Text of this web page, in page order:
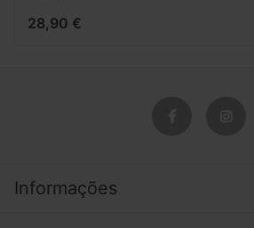
28,90 €
Informações